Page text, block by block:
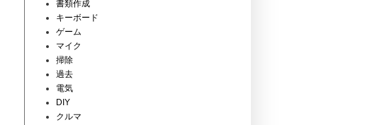
書類作成
キーボード
ゲーム
マイク
掃除
過去
電気
DIY
クルマ